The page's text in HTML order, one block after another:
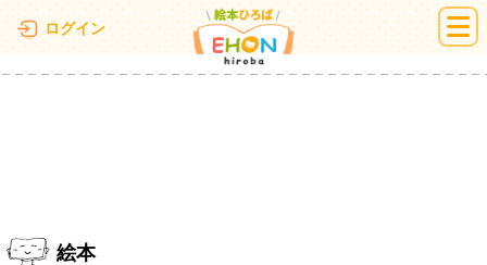
ログイン 絵本ひろば
絵本